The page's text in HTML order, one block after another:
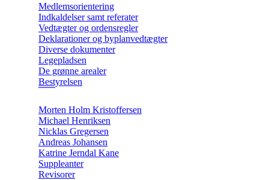
Medlemsorientering
Indkaldelser samt referater
Vedtægter og ordensregler
Deklarationer og byplanvedtægter
Diverse dokumenter
Legepladsen
De grønne arealer
Bestyrelsen
Morten Holm Kristoffersen
Michael Henriksen
Nicklas Gregersen
Andreas Johansen
Katrine Jerndal Kane
Suppleanter
Revisorer